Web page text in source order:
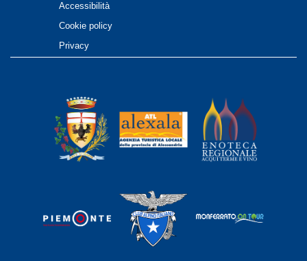
Accessibilità
Cookie policy
Privacy